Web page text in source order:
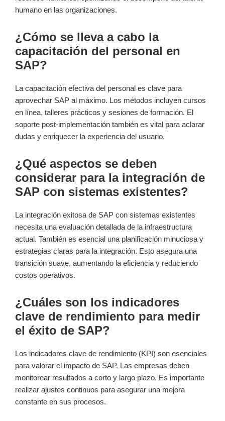
humano en las organizaciones.
¿Cómo se lleva a cabo la
capacitación del personal en
SAP?
La capacitación efectiva del personal es clave para
aprovechar SAP al máximo. Los métodos incluyen cursos
en línea, talleres prácticos y sesiones de formación. El
soporte post-implementación también es vital para aclarar
dudas y enriquecer la experiencia del usuario.
¿Qué aspectos se deben
considerar para la integración de
SAP con sistemas existentes?
La integración exitosa de SAP con sistemas existentes
necesita una evaluación detallada de la infraestructura
actual. También es esencial una planificación minuciosa y
estrategias claras para la integración. Esto asegura una
transición suave, aumentando la eficiencia y reduciendo
costos operativos.
¿Cuáles son los indicadores
clave de rendimiento para medir
el éxito de SAP?
Los indicadores clave de rendimiento (KPI) son esenciales
para valorar el impacto de SAP. Las empresas deben
monitorear resultados a corto y largo plazo. Es importante
realizar ajustes continuos para asegurar una mejora
constante en sus procesos.